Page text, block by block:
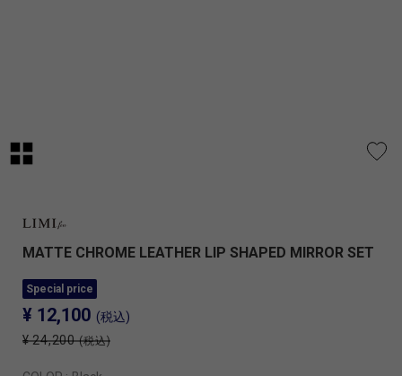
MATTE CHROME LEATHER LIP SHAPED MIRROR SET
Special price
¥ 12,100 (税込)
¥ 24,200 (税込)